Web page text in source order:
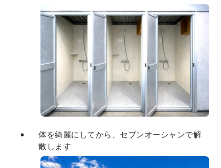
体を綺麗にしてから、セブンオーシャンで解
散します